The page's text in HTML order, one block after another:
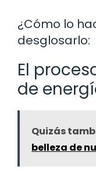
¿Cómo lo
desglosarlo:
El
de
Quizás
belleza de